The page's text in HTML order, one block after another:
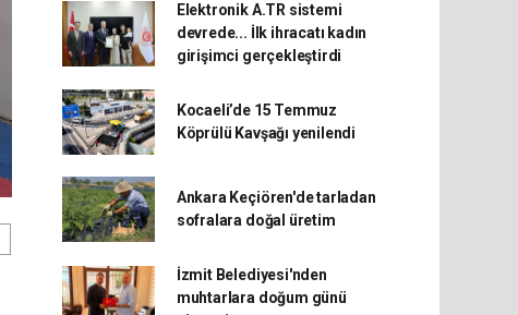
Elektronik A.TR sistemi
devrede... İlk ihracatı kadın
girişimci gerçekleştirdi
Kocaeli’de 15 Temmuz
Köprülü Kavşağı yenilendi
Ankara Keçiören'de tarladan
sofralara doğal üretim
İzmit Belediyesi'nden
muhtarlara doğum günü